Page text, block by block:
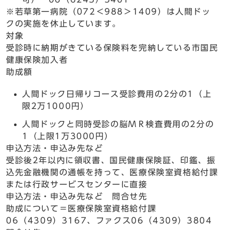
※若草第一病院（072＜988＞1409）は人間ドッ
クの実施を休止しています。
対象
受診時に納期がきている保険料を完納している市国民
健康保険加入者
助成額
人間ドック日帰りコース受診費用の2分の1（上
限2万1000円）
人間ドックと同時受診の脳ＭＲ検査費用の2分の
1（上限1万3000円）
申込方法・申込み先など
受診後2年以内に領収書、国民健康保険証、印鑑、振
込先金融機関の通帳を持って、医療保険室資格給付課
または行政サービスセンターに直接
申込方法・申込み先など 問合せ先
助成について＝医療保険室資格給付課
06（4309）3167、ファクス06（4309）3804